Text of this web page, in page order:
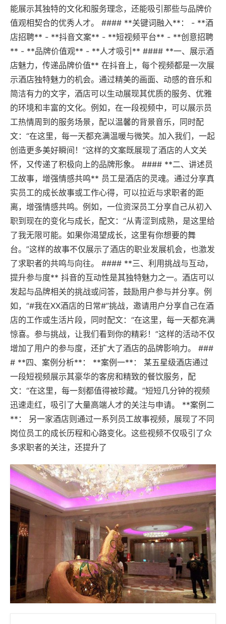
能展示其独特的文化和服务理念，还能吸引那些与品牌价
值观相契合的优秀人才。 #### **关键词融入**： - **酒
店招聘** - **抖音文案** - **短视频平台** - **创意招聘
** - **品牌价值观** - **人才吸引** #### **一、展示酒
店魅力，传递品牌价值** 在抖音上，每个视频都是一次展
示酒店独特魅力的机会。通过精美的画面、动感的音乐和
简洁有力的文字，酒店可以生动展现其优质的服务、优雅
的环境和丰富的文化。例如，在一段视频中，可以展示员
工热情周到的服务场景，配以温馨的背景音乐，同时配
文：“在这里，每一天都充满温暖与微笑。加入我们，一起
创造更多美好瞬间！”这样的文案既展现了酒店的人文关
怀，又传递了积极向上的品牌形象。 #### **二、讲述员
工故事，增强情感共鸣** 员工是酒店的灵魂。通过分享真
实员工的成长故事或工作心得，可以拉近与求职者的距
离，增强情感共鸣。例如，一位资深员工分享自己从初入
职到现在的变化与成长，配文：“从青涩到成熟，是这里给
了我无限可能。如果你渴望成长，这里有你想要的舞
台。”这样的故事不仅展示了酒店的职业发展机会，也激发
了求职者的共鸣与向往。 #### **三、利用挑战与互动，
提升参与度** 抖音的互动性是其独特魅力之一。酒店可以
发起与品牌相关的挑战或问答，鼓励用户参与并分享。例
如，“#我在XX酒店的日常#”挑战，邀请用户分享自己在酒
店的工作或生活片段，同时配文：“在这里，每一天都充满
惊喜。参与挑战，让我们看到你的精彩！”这样的活动不仅
增加了用户的参与度，还扩大了酒店的品牌影响力。 ###
# **四、案例分析**： **案例一**： 某五星级酒店通过
一段短视频展示其豪华的客房和精致的餐饮服务，配
文：“在这里，每一刻都值得被珍藏。”短短几分钟的视频
迅速走红，吸引了大量高端人才的关注与申请。 **案例二
**： 另一家酒店则通过一系列员工故事视频，展现了不同
岗位员工的成长历程和心路变化。这些视频不仅吸引了众
多求职者的关注，还提升了